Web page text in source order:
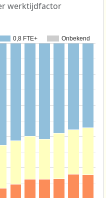
werktijdfactor
0,8 FTE+ Onbekend